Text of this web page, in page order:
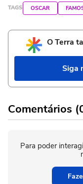
TAGS OSCAR
O Terra
Siga
Comentários
Para poder